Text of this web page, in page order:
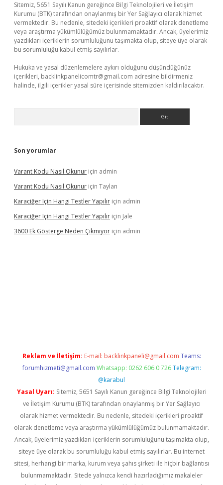
Sitemiz, 5651 Sayılı Kanun gereğince Bilgi Teknolojileri ve İletişim
Kurumu (BTK) tarafından onaylanmış bir Yer Sağlayıcı olarak hizmet
vermektedir. Bu nedenle, sitedeki içerikleri proaktif olarak denetleme
veya araştırma yükümlülüğümüz bulunmamaktadır. Ancak, üyelerimiz
yazdıkları içeriklerin sorumluluğunu taşımakta olup, siteye üye olarak
bu sorumluluğu kabul etmiş sayılırlar.
Hukuka ve yasal düzenlemelere aykırı olduğunu düşündüğünüz
içerikleri, backlinkpanelicomtr@gmail.com adresine bildirmeniz
halinde, ilgili içerikler yasal süre içerisinde sitemizden kaldırılacaktır.
Son yorumlar
Varant Kodu Nasıl Okunur için admin
Varant Kodu Nasıl Okunur için Taylan
Karaciğer Için Hangi Testler Yapılır için admin
Karaciğer Için Hangi Testler Yapılır için Jale
3600 Ek Gösterge Neden Çıkmıyor için admin
Reklam ve İletişim: E-mail: backlinkpaneli@gmail.com Teams:
forumhizmeti@gmail.com Whatsapp: 0262 606 0 726 Telegram:
@karabul
Yasal Uyarı: Sitemiz, 5651 Sayılı Kanun gereğince Bilgi Teknolojileri
ve İletişim Kurumu (BTK) tarafından onaylanmış bir Yer Sağlayıcı
olarak hizmet vermektedir. Bu nedenle, sitedeki içerikleri proaktif
olarak denetleme veya araştırma yükümlülüğümüz bulunmamaktadır.
Ancak, üyelerimiz yazdıkları içeriklerin sorumluluğunu taşımakta olup,
siteye üye olarak bu sorumluluğu kabul etmiş sayılırlar. Bu internet
sitesi, herhangi bir marka, kurum veya şahıs şirketi ile hiçbir bağlantısı
bulunmamaktadır. Sitede yalnızca kendi hazırladığımız makaleler